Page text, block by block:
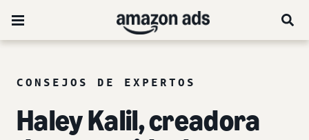
CONSEJOS DE EXPERTOS
Haley Kalil, creadora